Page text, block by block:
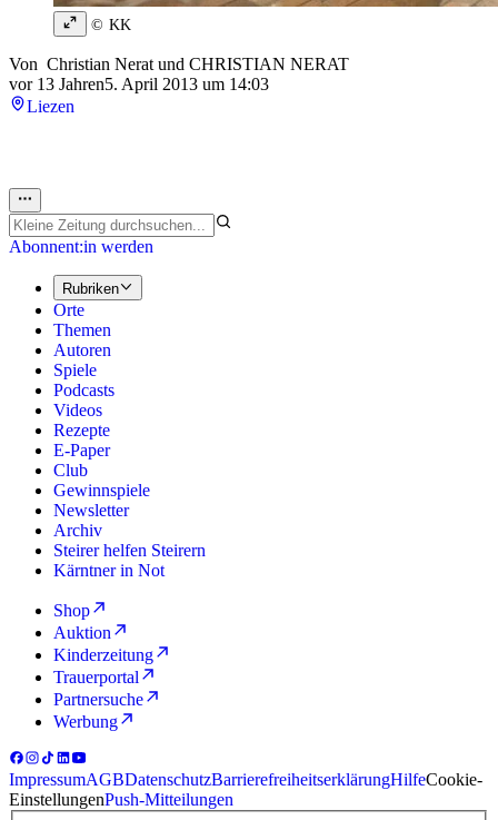
© KK
Von Christian Nerat und CHRISTIAN NERAT
vor 13 Jahren5. April 2013 um 14:03
Liezen
Abonnent:in werden
Rubriken
Orte
Themen
Autoren
Spiele
Podcasts
Videos
Rezepte
E-Paper
Club
Gewinnspiele
Newsletter
Archiv
Steirer helfen Steirern
Kärntner in Not
Shop
Auktion
Kinderzeitung
Trauerportal
Partnersuche
Werbung
ImpressumAGBDatenschutzBarrierefreiheitserklärungHilfeCookie-
EinstellungenPush-Mitteilungen